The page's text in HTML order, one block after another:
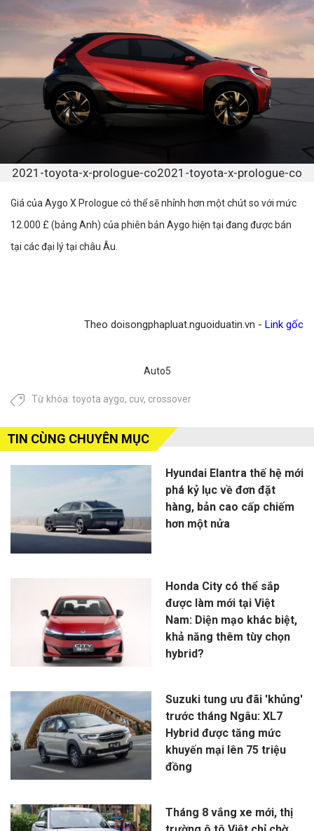
2021-toyota-x-prologue-co2021-toyota-x-prologue-co
Giá của Aygo X Prologue có thể sẽ nhỉnh hơn một chút so với mức
12.000 £ (bảng Anh) của phiên bản Aygo hiện tại đang được bán
tại các đại lý tại châu Âu.
Theo doisongphapluat.nguoiduatin.vn - Link gốc
Auto5
Từ khóa: toyota aygo, cuv, crossover
TIN CÙNG CHUYÊN MỤC
Hyundai Elantra thế hệ mới
phá kỷ lục về đơn đặt
hàng, bản cao cấp chiếm
hơn một nửa
Honda City có thể sắp
được làm mới tại Việt
Nam: Diện mạo khác biệt,
khả năng thêm tùy chọn
hybrid?
Suzuki tung ưu đãi 'khủng'
trước tháng Ngâu: XL7
Hybrid được tăng mức
khuyến mại lên 75 triệu
đồng
Tháng 8 vắng xe mới, thị